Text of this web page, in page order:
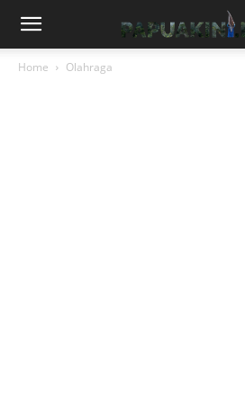
Home Olahraga